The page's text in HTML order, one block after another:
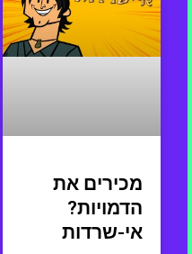
מכירים את
הדמויות?
אי-שרדות